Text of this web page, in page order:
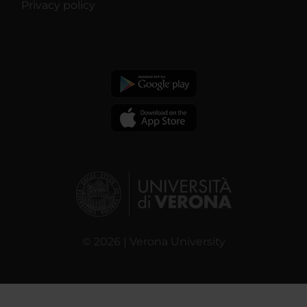
Privacy policy
© 2026 | Verona University